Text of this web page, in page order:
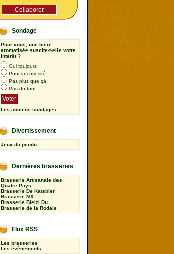
Sondage
Pour vous, une bière
aromatisée suscite-t-elle votre
intérêt ?
Oui toujours
Pour la curiosité
Pas plus que çà
Pas du tout
Les anciens sondages
Divertissement
Jeux du pendu
Dernières brasseries
Brasserie Artisanale des
Quatre Pays
Brasserie De Katsbier
Brasserie MX
Brasserie Bleizi Du
Brasserie de la Rodaie
Flux RSS
Les brasseries
Les évènements